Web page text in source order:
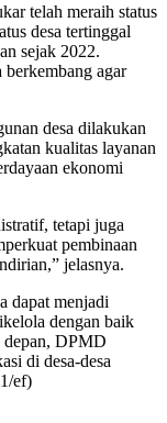
telah meraih status
desa tertinggal
sejak 2022.
agar
desa dilakukan
kualitas layanan
ekonomi
tetapi juga
pembinaan
jelasnya.
dapat menjadi
dengan baik
depan, DPMD
di desa-desa
ef)